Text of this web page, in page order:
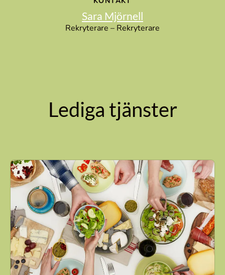
Sara Mjörnell
Rekryterare – Rekryterare
Lediga tjänster